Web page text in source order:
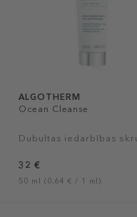
ALGOTHERM
Ocean Cleanse
Dubultas iedarbības
32 €
50 ml (0,64 € / 1 ml)